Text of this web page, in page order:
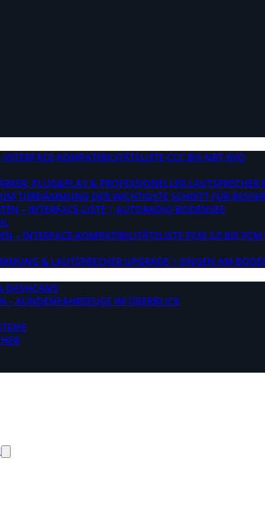
KOMPATIBILITÄTSLISTE CCC BIS NBT-EVO
PLUG&PLAY & PROFESSIONELLER LAUTSPRECHER
TÜRDÄMMUNG DER WICHTIGSTE SCHRITT FÜR
– INTERFACE-LISTE | AUTORADIO BODENSEE
– INTERFACE-KOMPATIBILITÄTSLISTE PCM 3.0 BIS PCM
& LAUTSPRECHER UPGRADE | SINGEN AM
DASHCAMS
– KUNDENFAHRZEUGE IM ÜBERBLICK